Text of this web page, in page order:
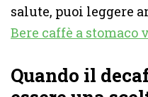
salute, puoi leggere
Bere caffè a stomaco
Quando il